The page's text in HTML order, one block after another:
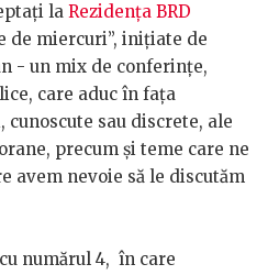
la Rezidența BRD
de miercuri”, inițiate de
- un mix de conferințe,
care aduc în fața
sau discrete, ale
precum și teme care ne
avem nevoie să le discutăm
numărul 4, în care